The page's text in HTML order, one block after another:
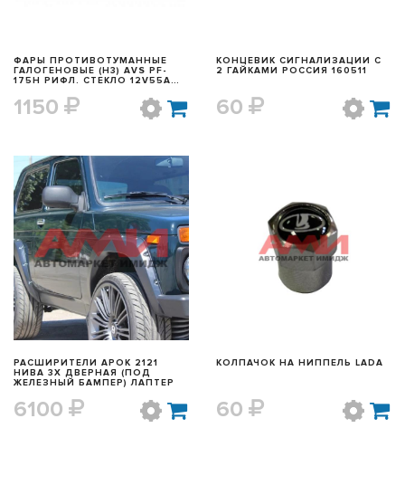
ФАРЫ ПРОТИВОТУМАННЫЕ
ГАЛОГЕНОВЫЕ (H3) AVS PF-
175H РИФЛ. СТЕКЛО 12V55A
1150
КОНЦЕВИК СИГНАЛИЗАЦИИ С
2 ГАЙКАМИ РОССИЯ 160511
60
БЫСТРЫЙ ПРОСМОТР
РАСШИРИТЕЛИ АРОК 2121
НИВА 3Х ДВЕРНАЯ (ПОД
ЖЕЛЕЗНЫЙ БАМПЕР) ЛАПТЕР
6100
БЫСТРЫЙ ПРОСМОТР
КОЛПАЧОК НА НИППЕЛЬ LADA
60